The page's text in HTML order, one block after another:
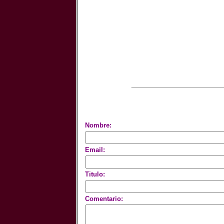
Nombre:
Email:
Titulo:
Comentario: